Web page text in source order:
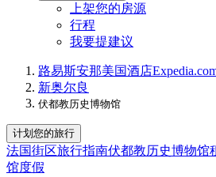
上架您的房源
行程
我要提建议
路易斯安那美国酒店
新奥尔良
伏都教历史博物馆
计划您的旅行
法国街区旅行指南伏都教历史博物馆
馆度假